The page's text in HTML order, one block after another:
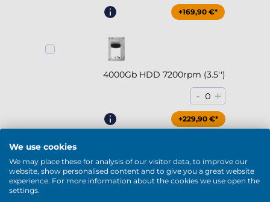
+169,90 €*
4000Gb HDD 7200rpm (3.5'')
- 0 +
+229,90 €*
DVD / Blu-Ray
We use cookies
We may place these for analysis of our visitor data, to improve our
website, show personalised content and to give you a great website
experience. For more information about the cookies we use open the
settings.